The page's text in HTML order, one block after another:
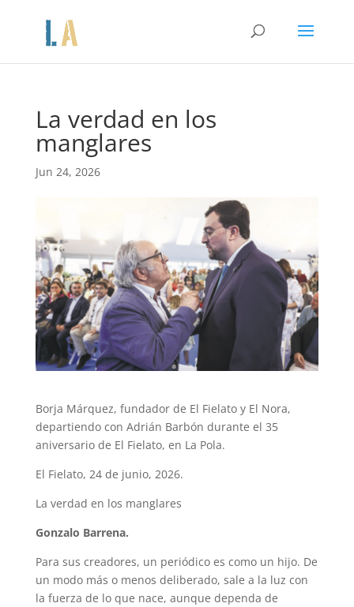
La verdad en los
manglares
Jun 24, 2026
Borja Márquez, fundador de El Fielato y El Nora,
departiendo con Adrián Barbón durante el 35
aniversario de El Fielato, en La Pola.
El Fielato, 24 de junio, 2026.
La verdad en los manglares
Gonzalo Barrena.
Para sus creadores, un periódico es como un hijo. De
un modo más o menos deliberado, sale a la luz con
la fuerza de lo que nace, aunque dependa de